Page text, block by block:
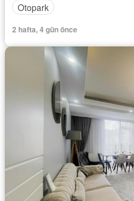
Otopark
2 hafta, 4 gün önce